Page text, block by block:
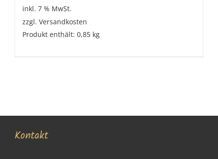
inkl. 7 % MwSt.
zzgl. Versandkosten
Produkt enthält: 0,85 kg
Kontakt